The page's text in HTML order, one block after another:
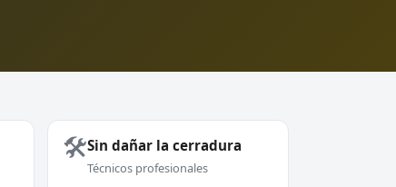
🛠️Sin dañar la cerradura
Técnicos profesionales